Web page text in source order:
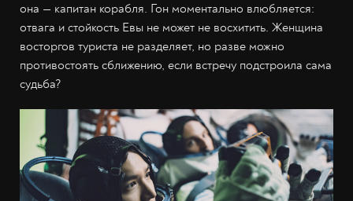
она — капитан корабля. Гон моментально влюбляется:
отвага и стойкость Евы не может не восхитить. Женщина
восторгов туриста не разделяет, но разве можно
противостоять сближению, если встречу подстроила сама
судьба?